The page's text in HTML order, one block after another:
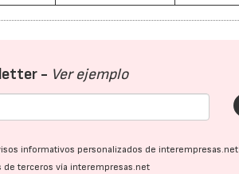
- Ver ejemplo
informativos personalizados de interempresas.net
terceros vía interempresas.net